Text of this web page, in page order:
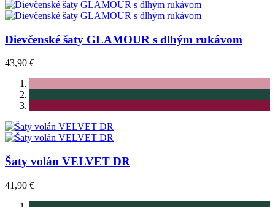
Dievčenské šaty GLAMOUR s dlhým rukávom
43,90 €
Šaty volán VELVET DR
41,90 €